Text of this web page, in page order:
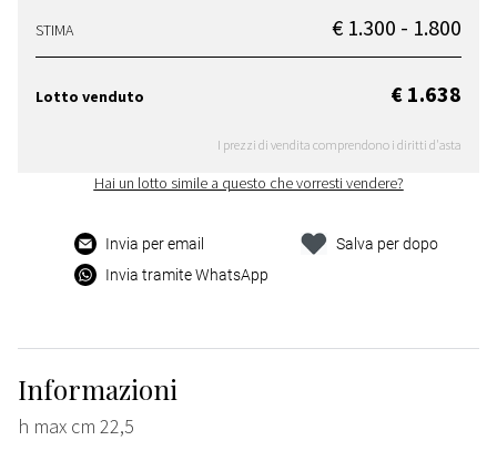
STIMA € 1.300 - 1.800
Lotto venduto € 1.638
I prezzi di vendita comprendono i diritti d'asta
Hai un lotto simile a questo che vorresti vendere?
Invia per email
Invia tramite WhatsApp
Salva per dopo
Informazioni
h max cm 22,5